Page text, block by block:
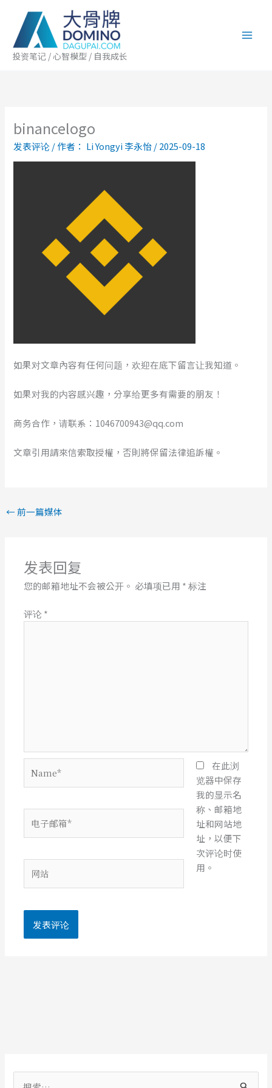
投资笔记 / 心智模型 / 自我成长
binancelogo
发表评论/ 作者： Li Yongyi 李永怡/2025-09-18
如果对文章內容有任何问题，欢迎在底下留言让我知道。
如果对我的内容感兴趣，分享给更多有需要的朋友！
商务合作，请联系：1046700943@qq.com
文章引用請來信索取授權，否則將保留法律追訴權。
← 前一篇媒体
发表回复
您的邮箱地址不会被公开。 必填项已用 *标注
评论 *
子
箱
站
在此浏
览器中保存
我的显示名
称、邮箱地
址和网站地
址，以便下
次评论时使
用。